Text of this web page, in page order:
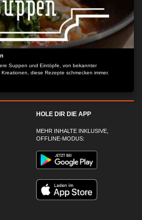
Suppen und Eintöpfe, von bekannter
diese Rezepte schmecken immer.
HOLE DIR DIE APP
MEHR INHALTE INKLUSIVE,
OFFLINE-MODUS: